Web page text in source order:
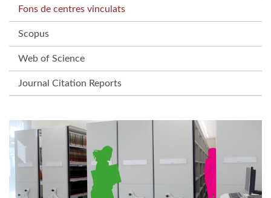
Fons de centres vinculats
Scopus
Web of Science
Journal Citation Reports